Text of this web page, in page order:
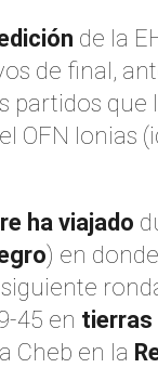
de la
de final,
partidos
OFN Ionias
ha viajado
) en
45 en tierras
Cheb en la